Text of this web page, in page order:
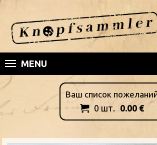
MENU
Ваш список
 0 шт. 0.00 €